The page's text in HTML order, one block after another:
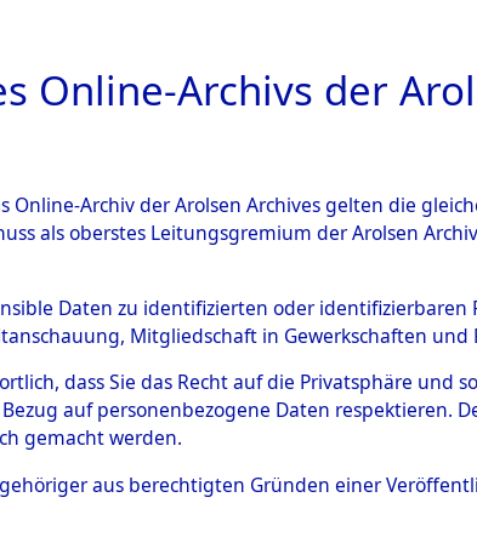
ARCHIVALE ÜBERSICHT
zu den Orten Obbach -
0051 (84600444)
0051 (84600444)
Online-Archivs der
Online-Archiv der Arolsen Archives gelten die
als oberstes Leitungsgremium der Arolsen
Daten zu identifizierten oder
Mitgliedschaft in Gewerkschaften
dass Sie das Recht auf die Privatsphäre und
auf personenbezogene Daten respektieren.
gemacht werden.
aus berechtigten Gründen einer